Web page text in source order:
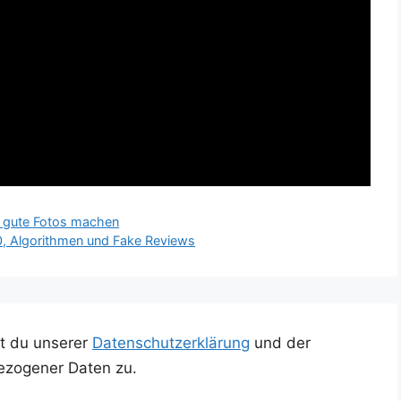
Fotos machen
Algorithmen und Fake Reviews
du unserer Datenschutzerklärung und der
Daten zu.